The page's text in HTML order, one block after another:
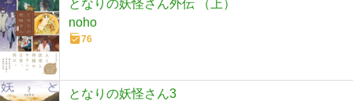
となりの妖怪さん外伝 （上）
noho
76
となりの妖怪さん3